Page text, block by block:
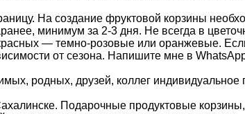
На создание фруктовой корзины
минимум за 2-3 дня. Не всегда в
— темно-розовые или оранжевые.
от сезона. Напишите мне в
родных, друзей, коллег индивидуальное
Подарочные продуктовые